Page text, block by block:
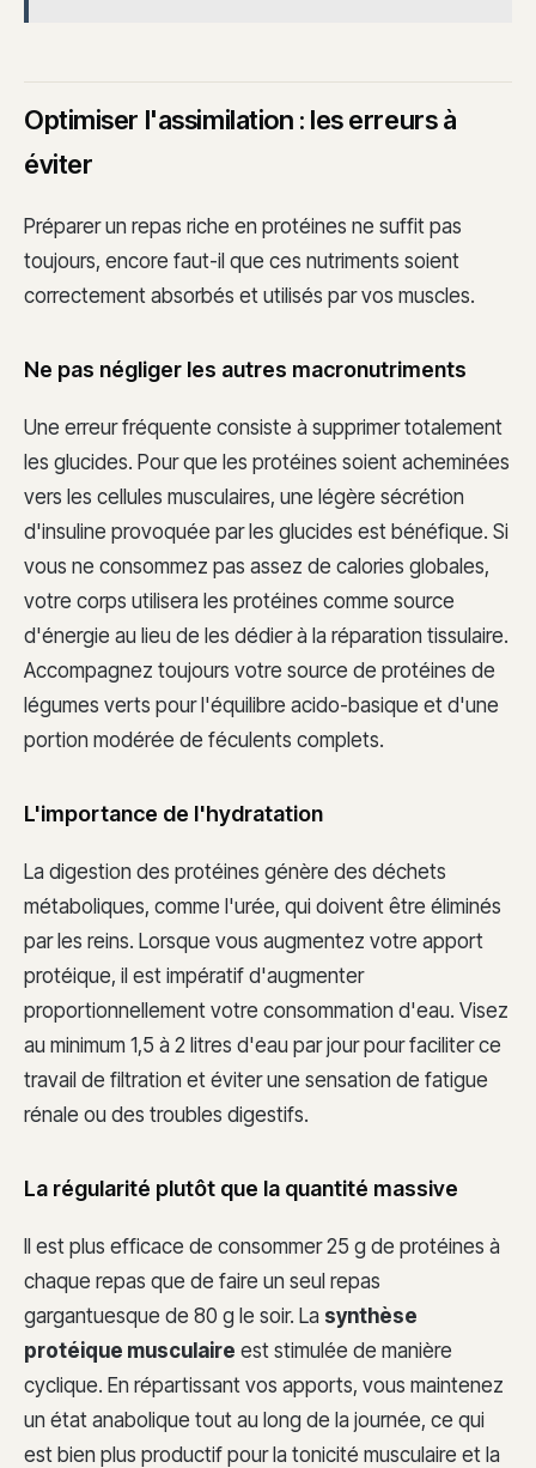
Optimiser l'assimilation : les erreurs à
éviter
Préparer un repas riche en protéines ne suffit pas
toujours, encore faut-il que ces nutriments soient
correctement absorbés et utilisés par vos muscles.
Ne pas négliger les autres macronutriments
Une erreur fréquente consiste à supprimer totalement
les glucides. Pour que les protéines soient acheminées
vers les cellules musculaires, une légère sécrétion
d'insuline provoquée par les glucides est bénéfique. Si
vous ne consommez pas assez de calories globales,
votre corps utilisera les protéines comme source
d'énergie au lieu de les dédier à la réparation tissulaire.
Accompagnez toujours votre source de protéines de
légumes verts pour l'équilibre acido-basique et d'une
portion modérée de féculents complets.
L'importance de l'hydratation
La digestion des protéines génère des déchets
métaboliques, comme l'urée, qui doivent être éliminés
par les reins. Lorsque vous augmentez votre apport
protéique, il est impératif d'augmenter
proportionnellement votre consommation d'eau. Visez
au minimum 1,5 à 2 litres d'eau par jour pour faciliter ce
travail de filtration et éviter une sensation de fatigue
rénale ou des troubles digestifs.
La régularité plutôt que la quantité massive
Il est plus efficace de consommer 25 g de protéines à
chaque repas que de faire un seul repas
gargantuesque de 80 g le soir. La synthèse
protéique musculaire est stimulée de manière
cyclique. En répartissant vos apports, vous maintenez
un état anabolique tout au long de la journée, ce qui
est bien plus productif pour la tonicité musculaire et la